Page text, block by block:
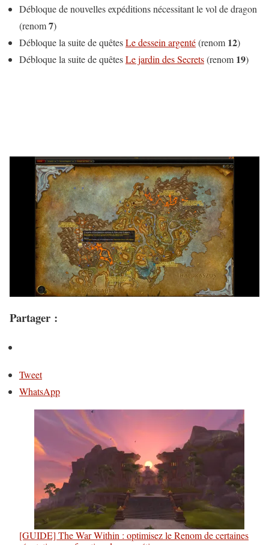
Débloque de nouvelles expéditions nécessitant le vol de dragon
(renom7)
Débloque la suite de quêtesLe dessein argenté(renom 12)
Débloque la suite de quêtesLe jardin des Secrets(renom 19)
Partager :
Tweet
WhatsApp
[GUIDE] The War Within : optimisez le Renom de certaines